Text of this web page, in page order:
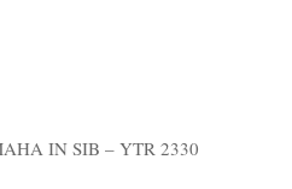
IN SIB – YTR 2330